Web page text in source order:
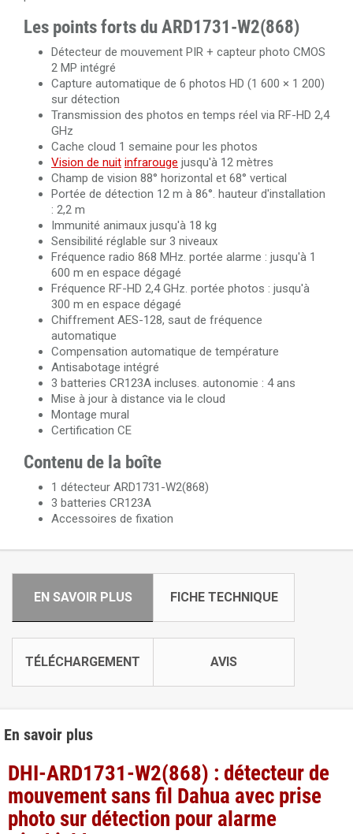
Les points forts du ARD1731-W2(868)
Détecteur de mouvement PIR + capteur photo CMOS
2 MP intégré
Capture automatique de 6 photos HD (1 600 × 1 200)
sur détection
Transmission des photos en temps réel via RF-HD 2,4
GHz
Cache cloud 1 semaine pour les photos
Vision de nuit infrarouge jusqu'à 12 mètres
Champ de vision 88° horizontal et 68° vertical
Portée de détection 12 m à 86°. hauteur d'installation
: 2,2 m
Immunité animaux jusqu'à 18 kg
Sensibilité réglable sur 3 niveaux
Fréquence radio 868 MHz. portée alarme : jusqu'à 1
600 m en espace dégagé
Fréquence RF-HD 2,4 GHz. portée photos : jusqu'à
300 m en espace dégagé
Chiffrement AES-128, saut de fréquence
automatique
Compensation automatique de température
Antisabotage intégré
3 batteries CR123A incluses. autonomie : 4 ans
Mise à jour à distance via le cloud
Montage mural
Certification CE
Contenu de la boîte
1 détecteur ARD1731-W2(868)
3 batteries CR123A
Accessoires de fixation
EN SAVOIR PLUS FICHE TECHNIQUE
TÉLÉCHARGEMENT AVIS
En savoir plus
DHI-ARD1731-W2(868) : détecteur de
mouvement sans fil Dahua avec prise
photo sur détection pour alarme